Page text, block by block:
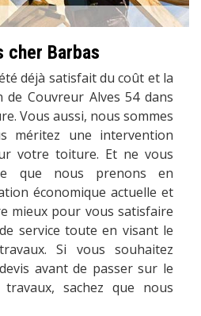
cher Barbas
déjà satisfait du coût et la
de Couvreur Alves 54 dans
Vous aussi, nous sommes
méritez une intervention
votre toiture. Et ne vous
que nous prenons en
économique actuelle et
mieux pour vous satisfaire
service toute en visant le
Si vous souhaitez
avant de passer sur le
travaux, sachez que nous